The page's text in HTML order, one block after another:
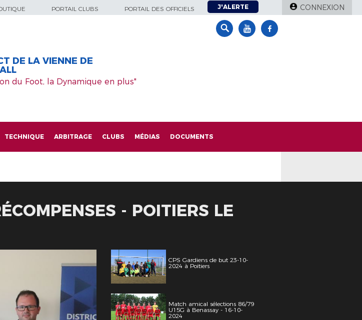
PORTAIL CLUBS PORTAIL DES OFFICIELS J'ALERTE CONNEXION
DE LA VIENNE DE
du Foot, la Dynamique en plus"
TECHNIQUE ARBITRAGE CLUBS MÉDIAS DOCUMENTS
- POITIERS LE
CPS Gardiens de but 23-10-
2024 à Poitiers
Match amical sélections 86/79
U15G à Benassay - 16-10-
2024